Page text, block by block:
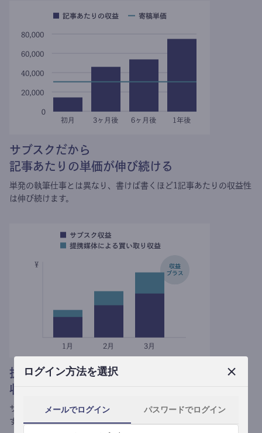
ログイン方法を選択
メールでログイン パスワードでログイン
サブスクだから
記事あたりの単価が伸び続ける
単発の執筆仕事とは異なり、 書けば書くほど1記事あたりの収益性
は伸び続けます。
提携媒体による記事買い取りで
収益がプラスされる
サブスク収益にメディアへの記事提供の売り上げをプラスできま
す。